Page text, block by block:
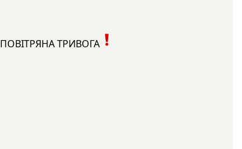
ПОВІТРЯНА ТРИВОГА